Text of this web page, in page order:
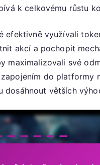
k celkovému růstu
efektivně využívali
akcí a pochopit
maximalizovali své
do platformy
dosáhnout větších